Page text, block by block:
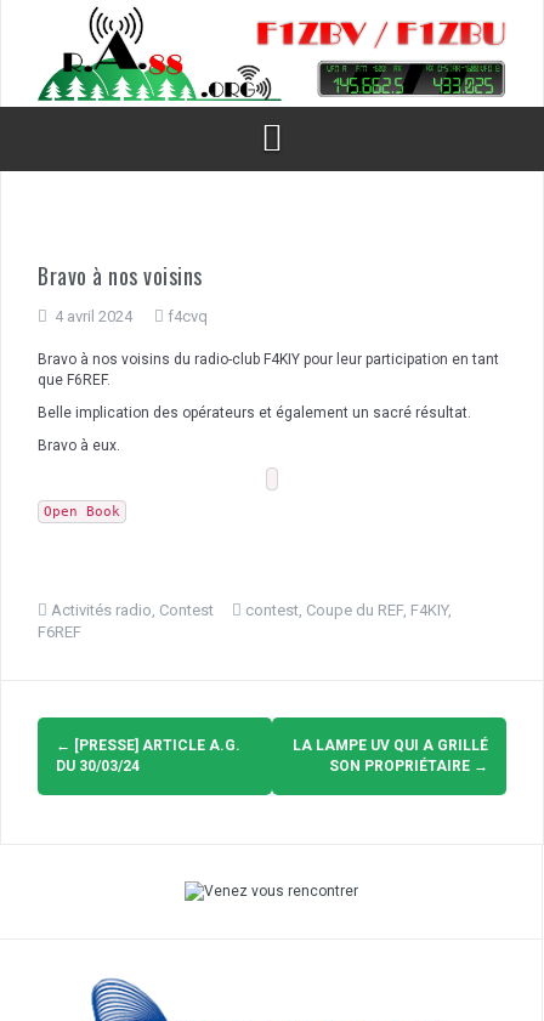
Bravo à nos voisins
4 avril 2024 f4cvq
Bravo à nos voisins du radio-club F4KIY pour leur participation en tant
que F6REF.
Belle implication des opérateurs et également un sacré résultat.
Bravo à eux.
Open Book
Activités radio Contest contest Coupe du REF, F4KIY,
F6REF
Navigation
d'article
← [PRESSE] ARTICLE A.G.
DU 30/03/24
LA LAMPE UV QUI A GRILLÉ
SON PROPRIÉTAIRE →